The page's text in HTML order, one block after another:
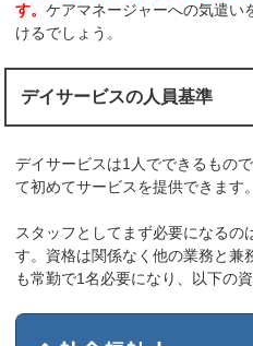
す。ケアマネージャーへの気遣い
けるでしょう。
デイサービスの人員基準
デイサービスは1人でできるもの
て初めてサービスを提供できます。
スタッフとしてまず必要になるの
す。資格は関係なく他の業務と兼
も常勤で1名必要になり、以下の